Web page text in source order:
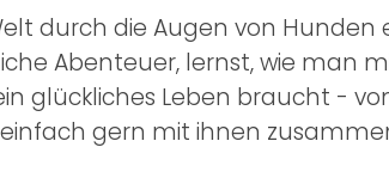
durch die Augen von Hunden
Abenteuer, lernst, wie man
glückliches Leben braucht -
gern mit ihnen